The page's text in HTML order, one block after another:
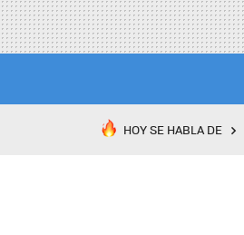
HOY SE HABLA DE